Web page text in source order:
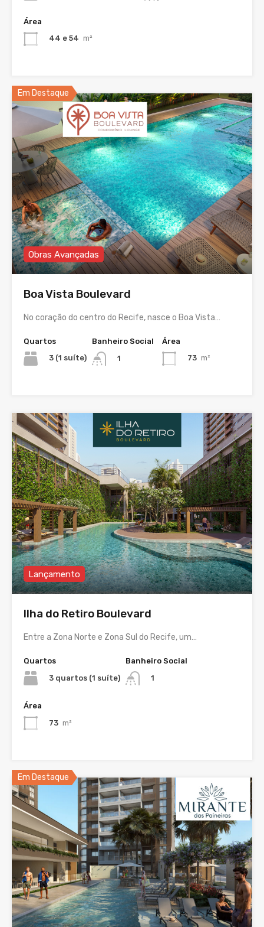
Área
44 e 54 m²
Em Destaque
Obras Avançadas
Boa Vista Boulevard
No coração do centro do Recife, nasce o Boa Vista…
Quartos
3 (1 suíte)
Banheiro Social
1
Área
73 m²
Lançamento
Ilha do Retiro Boulevard
Entre a Zona Norte e Zona Sul do Recife, um…
Quartos
3 quartos (1 suíte)
Banheiro Social
1
Área
73 m²
Em Destaque